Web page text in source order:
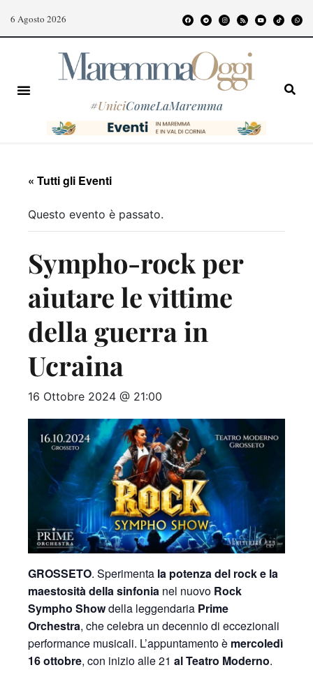
6 Agosto 2026
#UniciComeLaMaremma
« Tutti gli Eventi
Questo evento è passato.
Sympho-rock per
aiutare le vittime
della guerra in
Ucraina
16 Ottobre 2024 @ 21:00
GROSSETO. Sperimenta la potenza del rock e la
maestosità della sinfonia nel nuovo Rock
Sympho Showdella leggendaria Prime
Orchestra, che celebra un decennio di eccezionali
performance musicali. L’appuntamento è mercoledì
16 ottobre, con inizio alle 21 al Teatro Moderno.